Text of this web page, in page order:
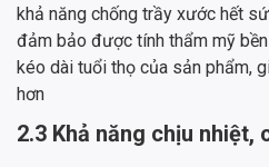
khả năng chống trầy xước hết
đảm bảo được tính thẩm mỹ
kéo dài tuổi thọ của sản phẩm,
hơn
2.3 Khả năng chịu nhiệt,